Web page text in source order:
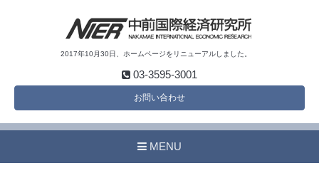
2017年10月30日、ホームページをリニューアルしました。
03-3595-3001
お問い合わせ
MENU